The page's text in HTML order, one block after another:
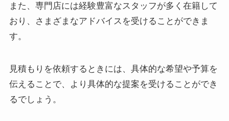
また、専門店には経験豊富なスタッフが多く在籍して
おり、さまざまなアドバイスを受けることができま
す。
見積もりを依頼するときには、具体的な希望や予算を
伝えることで、より具体的な提案を受けることができ
るでしょう。